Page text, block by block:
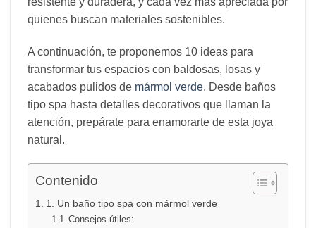
quienes buscan materiales sostenibles.
A continuación, te proponemos 10 ideas para
transformar tus espacios con baldosas, losas y
acabados pulidos de mármol verde. Desde baños
tipo spa hasta detalles decorativos que llaman la
atención, prepárate para enamorarte de esta joya
natural.
Contenido
1. Un baño tipo spa con mármol verde
Consejos útiles: